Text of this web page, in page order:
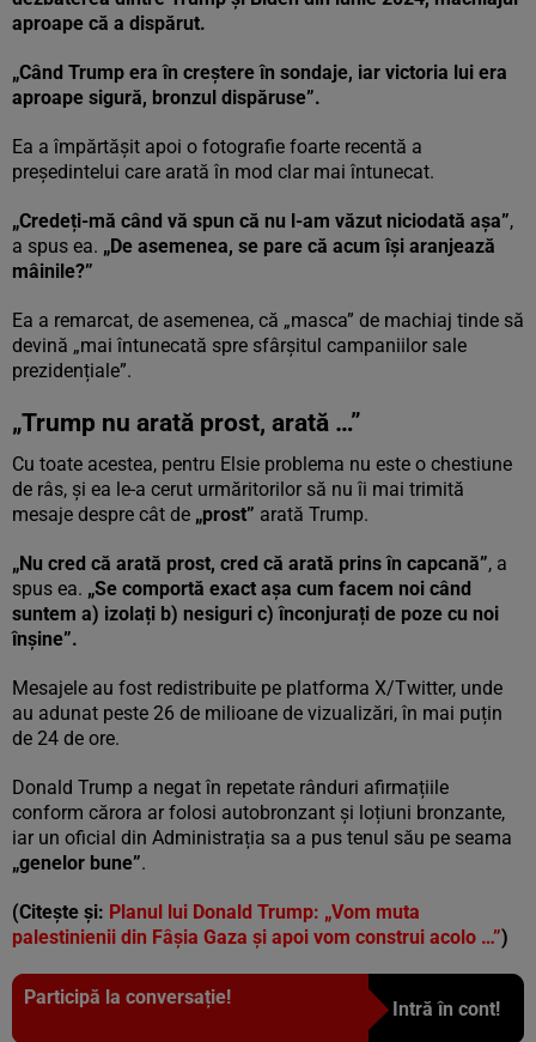
aproape că a dispărut.
„Când Trump era în creștere în sondaje, iar victoria lui era
aproape sigură, bronzul dispăruse”.
Ea a împărtășit apoi o fotografie foarte recentă a
președintelui care arată în mod clar mai întunecat.
„Credeți-mă când vă spun că nu l-am văzut niciodată așa”,
a spus ea. „De asemenea, se pare că acum își aranjează
mâinile?”
Ea a remarcat, de asemenea, că „masca” de machiaj tinde să
devină „mai întunecată spre sfârșitul campaniilor sale
prezidențiale”.
„Trump nu arată prost, arată …”
Cu toate acestea, pentru Elsie problema nu este o chestiune
de râs, și ea le-a cerut urmăritorilor să nu îi mai trimită
mesaje despre cât de „prost” arată Trump.
„Nu cred că arată prost, cred că arată prins în capcană”, a
spus ea. „Se comportă exact așa cum facem noi când
suntem a) izolați b) nesiguri c) înconjurați de poze cu noi
înșine”.
Mesajele au fost redistribuite pe platforma X/Twitter, unde
au adunat peste 26 de milioane de vizualizări, în mai puțin
de 24 de ore.
Donald Trump a negat în repetate rânduri afirmațiile
conform cărora ar folosi autobronzant și loțiuni bronzante,
iar un oficial din Administrația sa a pus tenul său pe seama
„genelor bune”.
(Citește și: Planul lui Donald Trump: „Vom muta
palestinienii din Fâșia Gaza și apoi vom construi acolo …”)
Participă la conversație!
Intră în cont!